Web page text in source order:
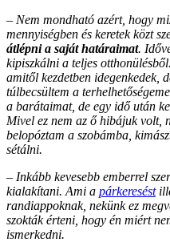
– Nem mondható azért, hogy
mennyiségben és keretek közt
átlépni a saját határaimat.
kipiszkálni a teljes
amitől kezdetben idegenkedek,
túlbecsültem a
a barátaimat, de egy idő után
Mivel ez nem az ő hibájuk volt,
belopóztam a szobámba,
sétálni.
– Inkább kevesebb emberrel
kialakítani. Ami a párkeresést
randiappoknak, nekünk ez
szokták érteni, hogy én miért
ismerkedni.